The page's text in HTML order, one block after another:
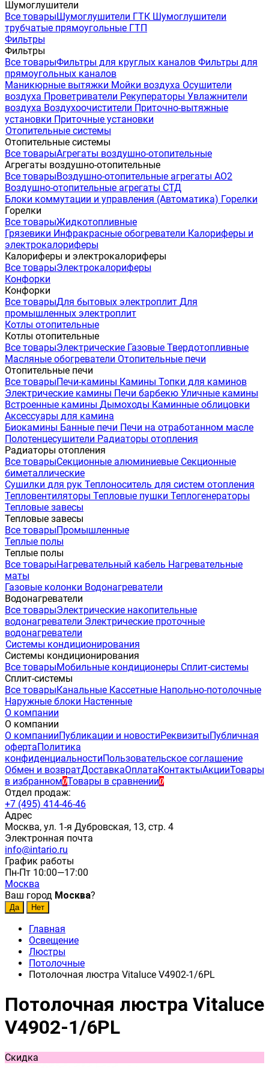
Шумоглушители
Все товарыШумоглушители ГТК Шумоглушители
трубчатые прямоугольные ГТП
Фильтры
Фильтры
Все товарыФильтры для круглых каналов Фильтры для
прямоугольных каналов
Маникюрные вытяжки Мойки воздуха Осушители
воздуха Проветриватели Рекуператоры Увлажнители
воздуха Воздухоочистители Приточно-вытяжные
установки Приточные установки
Отопительные системы
Отопительные системы
Все товарыАгрегаты воздушно-отопительные
Агрегаты воздушно-отопительные
Все товарыВоздушно-отопительные агрегаты АО2
Воздушно-отопительные агрегаты СТД
Блоки коммутации и управления (Автоматика) Горелки
Горелки
Все товарыЖидкотопливные
Грязевики Инфракрасные обогреватели Калориферы и
электрокалориферы
Калориферы и электрокалориферы
Все товарыЭлектрокалориферы
Конфорки
Конфорки
Все товарыДля бытовых электроплит Для
промышленных электроплит
Котлы отопительные
Котлы отопительные
Все товарыЭлектрические Газовые Твердотопливные
Масляные обогреватели Отопительные печи
Отопительные печи
Все товарыПечи-камины Камины Топки для каминов
Электрические камины Печи барбекю Уличные камины
Встроенные камины Дымоходы Каминные облицовки
Аксессуары для камина
Биокамины Банные печи Печи на отработанном масле
Полотенцесушители Радиаторы отопления
Радиаторы отопления
Все товарыСекционные алюминиевые Секционные
биметаллические
Сушилки для рук Теплоноситель для систем отопления
Тепловентиляторы Тепловые пушки Теплогенераторы
Тепловые завесы
Тепловые завесы
Все товарыПромышленные
Теплые полы
Теплые полы
Все товарыНагревательный кабель Нагревательные
маты
Газовые колонки Водонагреватели
Водонагреватели
Все товарыЭлектрические накопительные
водонагреватели Электрические проточные
водонагреватели
Системы кондиционирования
Системы кондиционирования
Все товарыМобильные кондиционеры Сплит-системы
Сплит-системы
Все товарыКанальные Кассетные Напольно-потолочные
Наружные блоки Настенные
О компании
О компании
О компанииПубликации и новостиРеквизитыПубличная
офертаПолитика
конфиденциальностиПользовательское соглашение
Обмен и возвратДоставкаОплатаКонтактыАкцииТовары
в избранном0Товары в сравнении0
Отдел продаж:
+7 (495) 414-46-46
Адрес
Москва, ул. 1-я Дубровская, 13, стр. 4
Электронная почта
info@intario.ru
График работы
Пн-Пт 10:00—17:00
Москва
Ваш город Москва?
Главная
Освещение
Люстры
Потолочные
Потолочная люстра Vitaluce V4902-1/6PL
Потолочная люстра Vitaluce
V4902-1/6PL
Скидка